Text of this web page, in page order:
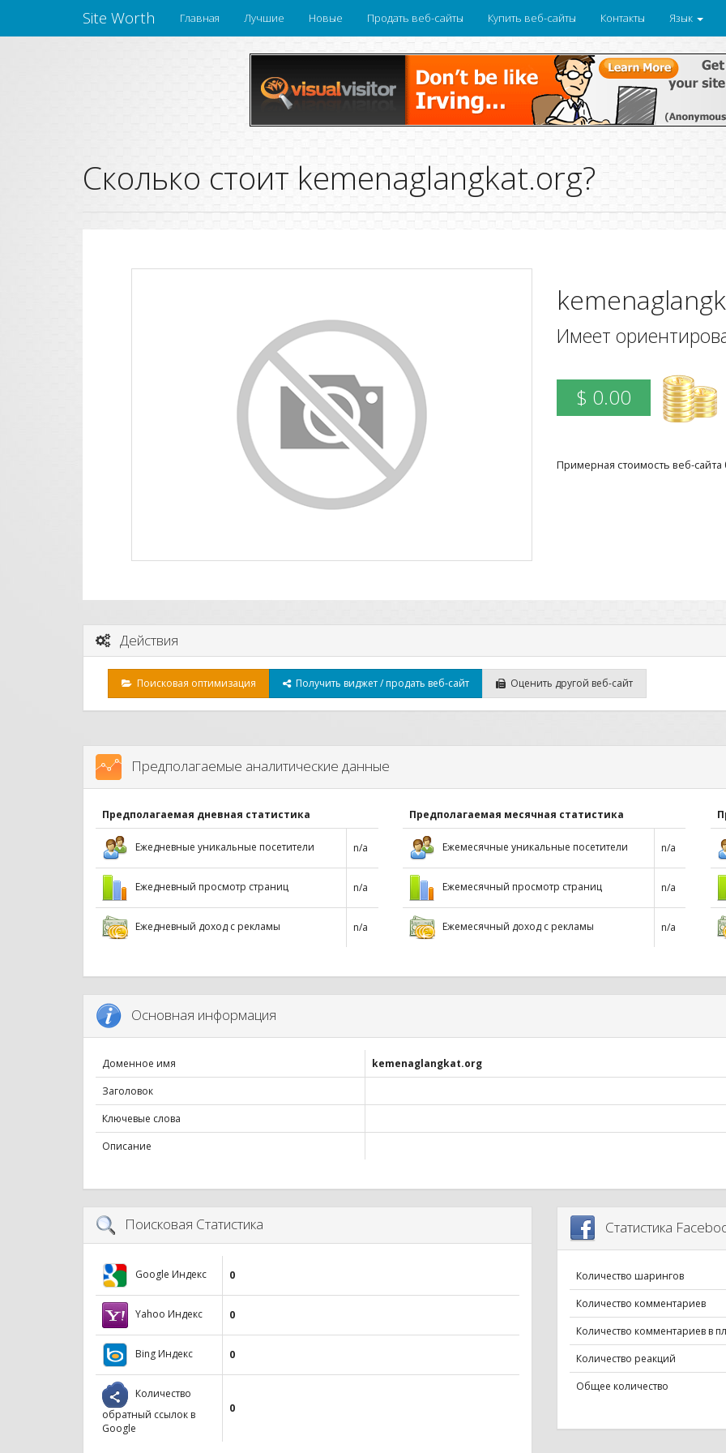
Site Worth Главная Лучшие Новые Продать веб-сайты Купить веб-сайты Контакты Язык
Сколько стоит kemenaglangkat.org?
Имеет
$ 0.00
Примерная стоимость веб-
Действия
Поисковая оптимизация Получить виджет / продать веб-сайт Оценить другой веб-сайт
Предполагаемые аналитические данные
Предполагаемая дневная статистика
Ежедневные уникальные посетители n/a
Ежедневный просмотр страниц n/a
Ежедневный доход с рекламы n/a
Предполагаемая месячная статистика
Ежемесячные уникальные посетители n/a
Ежемесячный просмотр страниц n/a
Ежемесячный доход с рекламы n/a
Основная информация
Доменное имя
kemenaglangkat.org
Заголовок
Ключевые слова
Описание
Поисковая Статистика
Google Индекс 0
Yahoo Индекс 0
Bing Индекс 0
Количество
обратный ссылок в
Google
0
Статистика
Количество шарингов
Количество комментариев
Количество комментариев в
Количество реакций
Общее количество